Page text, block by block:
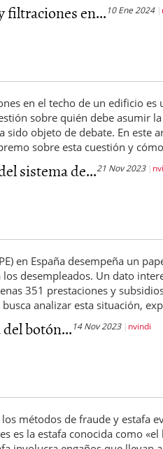
filtraciones en... 10 Ene 2024
en el techo de un edificio es
sobre quién debe asumir
sido objeto de debate. En este
sobre esta cuestión y
sistema de...21 Nov 2023
en España desempeña un
desempleados. Un dato
351 prestaciones y
analizar esta situación,
del botón... 14 Nov 2023 nvindi
métodos de fraude y estafa
es la estafa conocida como